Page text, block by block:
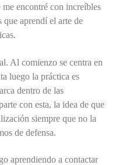
encontré con increíbles
que aprendí el arte de
Al comienzo se centra en
luego la práctica es
dentro de las
con esta, la idea de que
siempre que no la
de defensa.
aprendiendo a contactar